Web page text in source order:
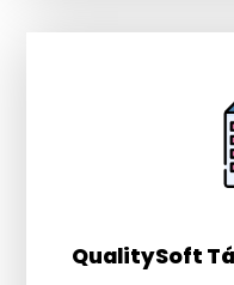
QualitySoft